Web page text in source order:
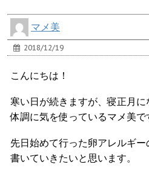
マメ美
2018/12/19
こんにちは！
寒い日が続きますが、寝正月
体調に気を使っているマメ美で
先日始めて行った卵アレルギ
書いていきたいと思います。